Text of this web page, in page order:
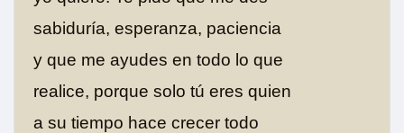
sabiduría, esperanza, paciencia
y que me ayudes en todo lo que
realice, porque solo tú eres quien
a su tiempo hace crecer todo